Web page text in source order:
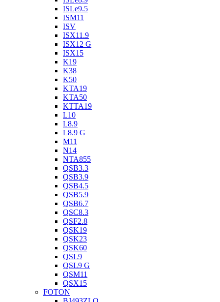
ISLe9.5
ISM11
ISV
ISX11.9
ISX12 G
ISX15
K19
K38
K50
KTA19
KTA50
KTTA19
L10
L8.9
L8.9 G
M11
N14
NTA855
QSB3.3
QSB3.9
QSB4.5
QSB5.9
QSB6.7
QSC8.3
QSF2.8
QSK19
QSK23
QSK60
QSL9
QSL9 G
QSM11
QSX15
FOTON